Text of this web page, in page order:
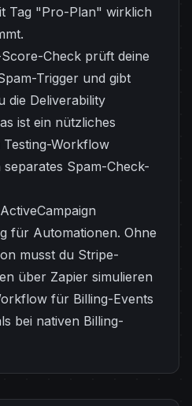
Tag "Pro-Plan" wirklich
Check prüft deine
Trigger und gibt
die Deliverability
ist ein nützliches
Testing-Workflow
Spam-Check-
für Automationen. Ohne
musst du Stripe-
über Zapier simulieren
für Billing-Events
bei nativen Billing-